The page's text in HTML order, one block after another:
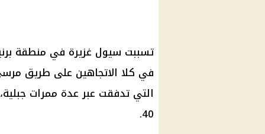
تسببت سيول غزيرة في منطقة
في كلا الاتجاهين على طريق
التي تدفقت عبر عدة ممرات
40.